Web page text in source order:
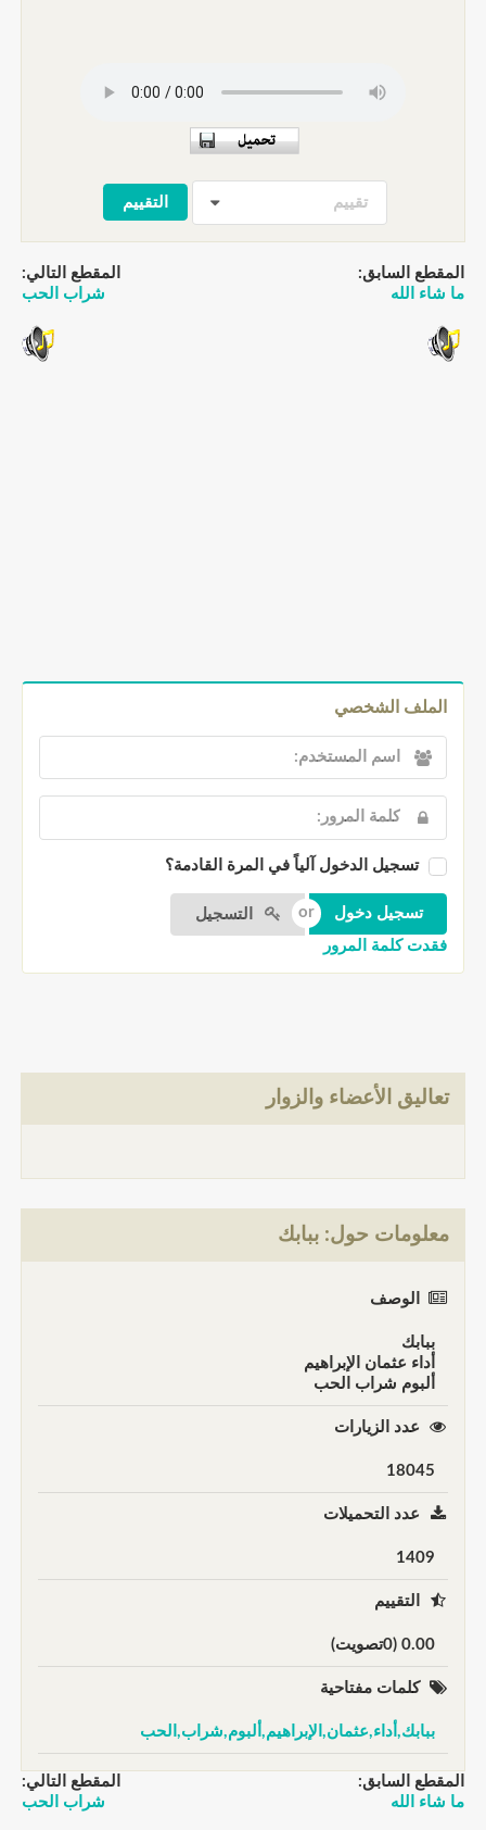
تقييم
المقطع السابق:
ما شاء الله
المقطع التالي:
شراب الحب
الملف الشخصي
تسجيل الدخول آلياً في المرة القادمة؟
التسجيل
فقدت كلمة المرور
تعاليق الأعضاء والزوار
معلومات حول: ببابك
الوصف
ببابك
أداء عثمان الإبراهيم
ألبوم شراب الحب
عدد الزيارات
18045
عدد التحميلات
1409
التقييم
0.00 (0تصويت)
كلمات مفتاحية
ببابك,أداء,عثمان,الإبراهيم,ألبوم,شراب,الحب
المقطع السابق:
ما شاء الله
المقطع التالي:
شراب الحب